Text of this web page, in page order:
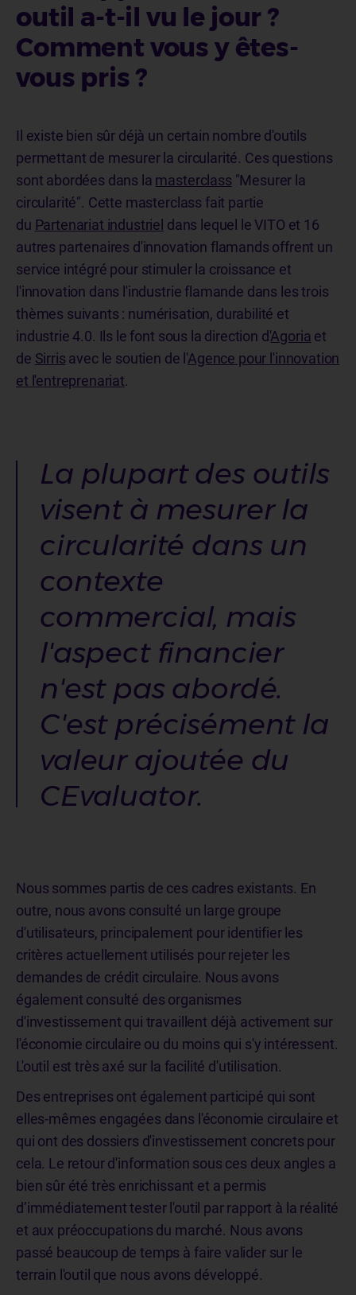
outil a-t-il vu le jour ?
Comment vous y êtes-
vous pris ?
Il existe bien sûr déjà un certain nombre d'outils
permettant de mesurer la circularité. Ces questions
sont abordées dans la masterclass "Mesurer la
circularité". Cette masterclass fait partie
du Partenariat industriel dans lequel le VITO et 16
autres partenaires d'innovation flamands offrent un
service intégré pour stimuler la croissance et
l'innovation dans l'industrie flamande dans les trois
thèmes suivants : numérisation, durabilité et
industrie 4.0. Ils le font sous la direction d'Agoria et
de Sirris avec le soutien de l'Agence pour l'innovation
et l'entreprenariat.
La plupart des outils
visent à mesurer la
circularité dans un
contexte
commercial, mais
l'aspect financier
n'est pas abordé.
C'est précisément la
valeur ajoutée du
CEvaluator.
Nous sommes partis de ces cadres existants. En
outre, nous avons consulté un large groupe
d'utilisateurs, principalement pour identifier les
critères actuellement utilisés pour rejeter les
demandes de crédit circulaire. Nous avons
également consulté des organismes
d'investissement qui travaillent déjà activement sur
l'économie circulaire ou du moins qui s'y intéressent.
L'outil est très axé sur la facilité d'utilisation.
Des entreprises ont également participé qui sont
elles-mêmes engagées dans l'économie circulaire et
qui ont des dossiers d'investissement concrets pour
cela. Le retour d'information sous ces deux angles a
bien sûr été très enrichissant et a permis
d’immédiatement tester l'outil par rapport à la réalité
et aux préoccupations du marché. Nous avons
passé beaucoup de temps à faire valider sur le
terrain l'outil que nous avons développé.